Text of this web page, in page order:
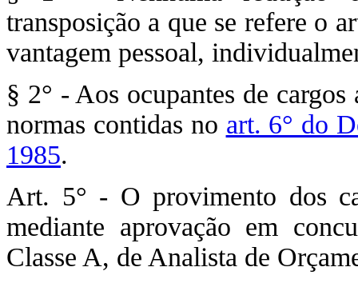
transposição a que se refere o
vantagem pessoal,
§ 2° - Aos ocupantes de cargos
normas contidas no art. 6° do
1985.
Art. 5° - O provimento dos
mediante aprovação em
Classe A, de Analista de